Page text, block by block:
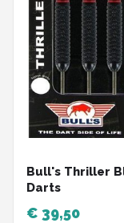
Bull's Thriller
Darts
€ 39,50